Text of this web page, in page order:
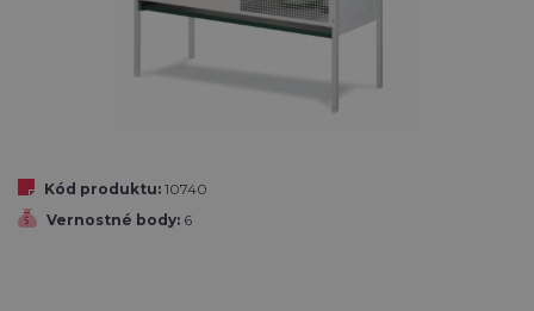
Kód produktu: 10740
Vernostné body: 6